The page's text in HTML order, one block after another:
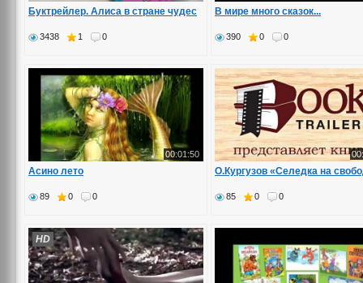
Буктрейлер. Алиса в стране чудес
3438 1 0
В мире много сказок...
390 0 0
00:01:50
Асино лето
89 0 0
О.Кургузов «Селедка на
85 0 0
HD